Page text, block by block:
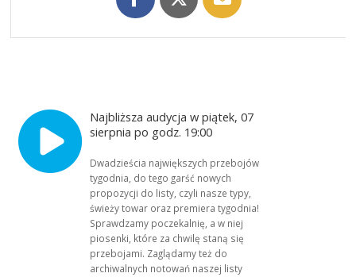
Najbliższa audycja w piątek, 07
sierpnia po godz. 19:00
Dwadzieścia największych przebojów
tygodnia, do tego garść nowych
propozycji do listy, czyli nasze typy,
świeży towar oraz premiera tygodnia!
Sprawdzamy poczekalnię, a w niej
piosenki, które za chwilę staną się
przebojami. Zaglądamy też do
archiwalnych notowań naszej listy